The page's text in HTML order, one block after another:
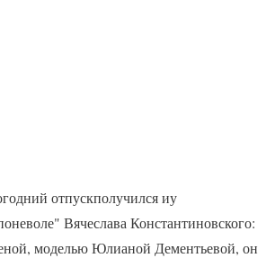
отпускполучился иу
Вячеслава Константиновского:
моделью Юлианой Дементьевой, он